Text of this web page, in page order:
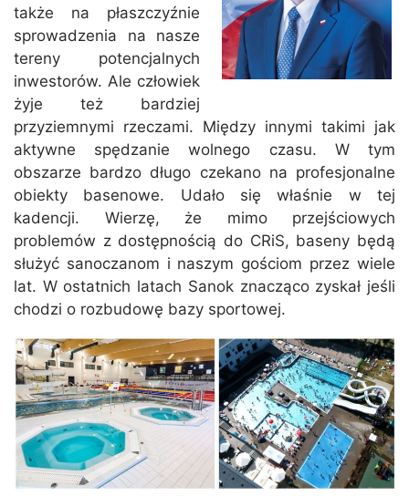
także na płaszczyźnie
sprowadzenia na nasze
tereny potencjalnych
inwestorów. Ale człowiek
żyje też bardziej
przyziemnymi rzeczami. Między innymi takimi jak
aktywne spędzanie wolnego czasu. W tym
obszarze bardzo długo czekano na profesjonalne
obiekty basenowe. Udało się właśnie w tej
kadencji. Wierzę, że mimo przejściowych
problemów z dostępnością do CRiS, baseny będą
służyć sanoczanom i naszym gościom przez wiele
lat. W ostatnich latach Sanok znacząco zyskał jeśli
chodzi o rozbudowę bazy sportowej.